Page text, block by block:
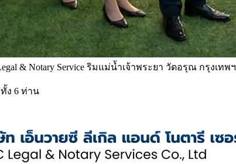
& Notary Service ริมแม่น้ำเจ้าพระยา วัดอรุณ กรุงเทพฯ
ง 6 ท่าน